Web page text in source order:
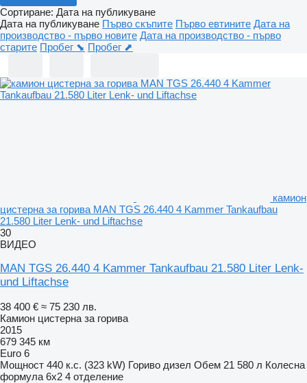
Сортиране: Дата на публикуване
Дата на публикуване Първо скъпите Първо евтините Дата на
производство - първо новите Дата на производство - първо
старите Пробег ⬊ Пробег ⬈
камион
цистерна за горива MAN TGS 26.440 4 Kammer Tankaufbau
21.580 Liter Lenk- und Liftachse
30
ВИДЕО
MAN TGS 26.440 4 Kammer Tankaufbau 21.580 Liter Lenk-
und Liftachse
38 400 € ≈ 75 230 лв.
Камион цистерна за горива
2015
679 345 км
Euro 6
Мощност 440 к.с. (323 kW) Гориво дизел Обем 21 580 л Колесна
формула 6x2 4 отделение